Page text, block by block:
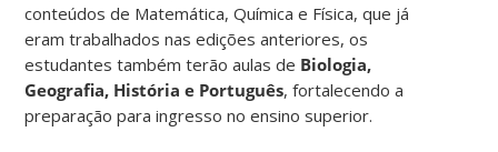
conteúdos de Matemática, Química e Física, que já
eram trabalhados nas edições anteriores, os
estudantes também terão aulas de Biologia,
Geografia, História e Português, fortalecendo a
preparação para ingresso no ensino superior.